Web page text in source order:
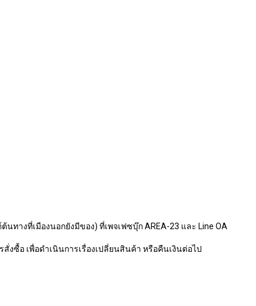
างที่เมืองนอกยังมีของ) ที่เพจเฟซบุ๊ก AREA-23 และ Line OA
ซื้อ เพื่อดำเนินการเรื่องเปลี่ยนสินค้า หรือคืนเงินต่อไป